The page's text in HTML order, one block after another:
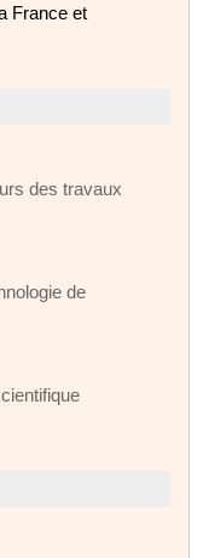
France et
des travaux
de